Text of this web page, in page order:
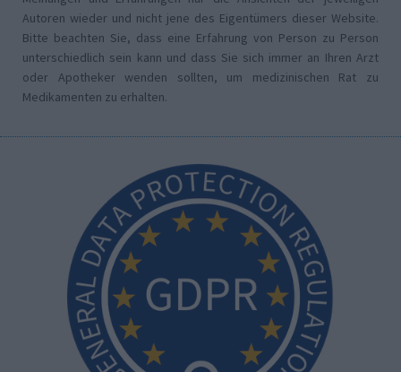
Autoren wieder und nicht jene des Eigentümers dieser Website.
Bitte beachten Sie, dass eine Erfahrung von Person zu Person
unterschiedlich sein kann und dass Sie sich immer an Ihren Arzt
oder Apotheker wenden sollten, um medizinischen Rat zu
Medikamenten zu erhalten.